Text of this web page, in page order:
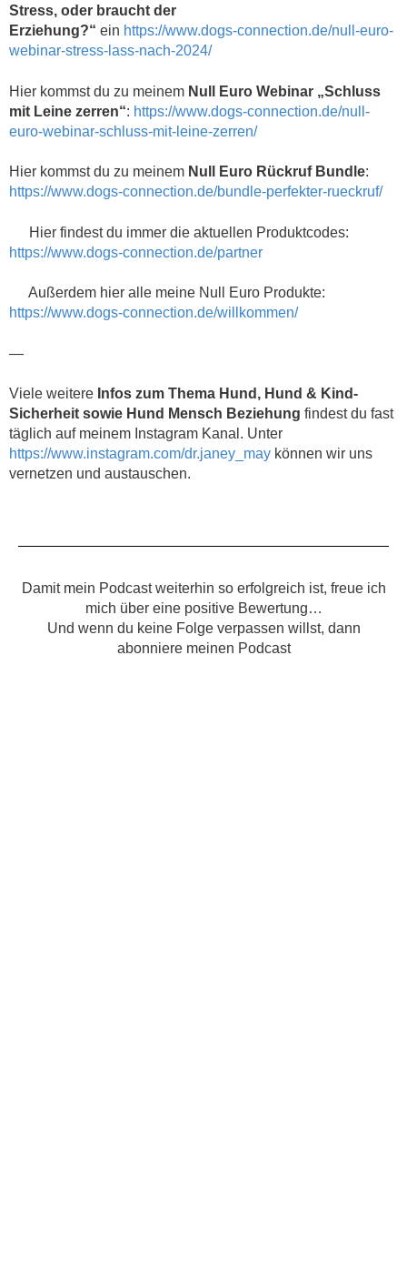
Stress, oder braucht der
Erziehung?“ ein https://www.dogs-connection.de/null-euro-
webinar-stress-lass-nach-2024/
Hier kommst du zu meinem Null Euro Webinar „Schluss
mit Leine zerren“: https://www.dogs-connection.de/null-
euro-webinar-schluss-mit-leine-zerren/
Hier kommst du zu meinem Null Euro Rückruf Bundle:
https://www.dogs-connection.de/bundle-perfekter-rueckruf/
Hier findest du immer die aktuellen Produktcodes:
https://www.dogs-connection.de/partner
Außerdem hier alle meine Null Euro Produkte:
https://www.dogs-connection.de/willkommen/
—
Viele weitere Infos zum Thema Hund, Hund & Kind-
Sicherheit sowie Hund Mensch Beziehung findest du fast
täglich auf meinem Instagram Kanal. Unter
https://www.instagram.com/dr.janey_may können wir uns
vernetzen und austauschen.
Damit mein Podcast weiterhin so erfolgreich ist, freue ich
mich über eine positive Bewertung…
Und wenn du keine Folge verpassen willst, dann
abonniere meinen Podcast